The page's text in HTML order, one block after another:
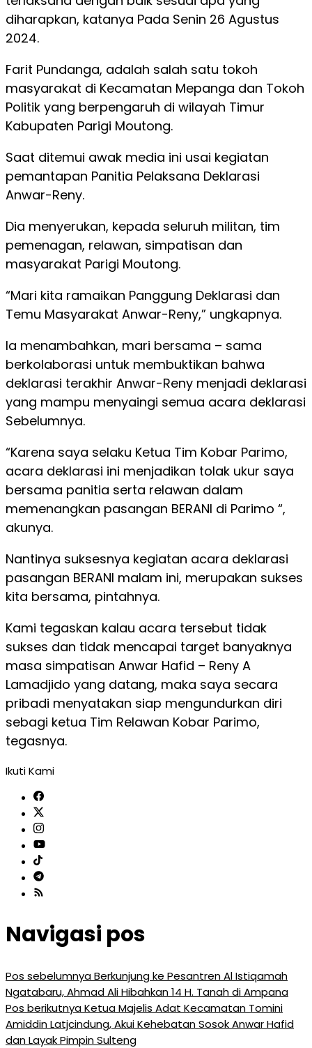
diharapkan, katanya Pada Senin 26 Agustus
2024.
Farit Pundanga, adalah salah satu tokoh
masyarakat di Kecamatan Mepanga dan Tokoh
Politik yang berpengaruh di wilayah Timur
Kabupaten Parigi Moutong.
Saat ditemui awak media ini usai kegiatan
pemantapan Panitia Pelaksana Deklarasi
Anwar-Reny.
Dia menyerukan, kepada seluruh militan, tim
pemenagan, relawan, simpatisan dan
masyarakat Parigi Moutong.
“Mari kita ramaikan Panggung Deklarasi dan
Temu Masyarakat Anwar-Reny,” ungkapnya.
Ia menambahkan, mari bersama – sama
berkolaborasi untuk membuktikan bahwa
deklarasi terakhir Anwar-Reny menjadi deklarasi
yang mampu menyaingi semua acara deklarasi
Sebelumnya.
“Karena saya selaku Ketua Tim Kobar Parimo,
acara deklarasi ini menjadikan tolak ukur saya
bersama panitia serta relawan dalam
memenangkan pasangan BERANI di Parimo “,
akunya.
Nantinya suksesnya kegiatan acara deklarasi
pasangan BERANI malam ini, merupakan sukses
kita bersama, pintahnya.
Kami tegaskan kalau acara tersebut tidak
sukses dan tidak mencapai target banyaknya
masa simpatisan Anwar Hafid – Reny A
Lamadjido yang datang, maka saya secara
pribadi menyatakan siap mengundurkan diri
sebagi ketua Tim Relawan Kobar Parimo,
tegasnya.
Ikuti Kami
Navigasi pos
Pos sebelumnyaBerkunjung ke Pesantren Al Istiqamah
Ngatabaru, Ahmad Ali Hibahkan 14 H. Tanah di Ampana
Pos berikutnyaKetua Majelis Adat Kecamatan Tomini
Amiddin Latjcindung, Akui Kehebatan Sosok Anwar Hafid
dan Layak Pimpin Sulteng